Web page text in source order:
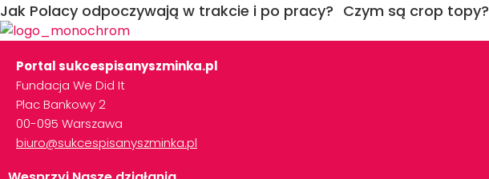
Jak Polacy odpoczywają w trakcie i po pracy? Czym są crop topy?
Portal sukcespisanyszminka.pl
Fundacja We Did It
Plac Bankowy 2
00-095 Warszawa
biuro@sukcespisanyszminka.pl